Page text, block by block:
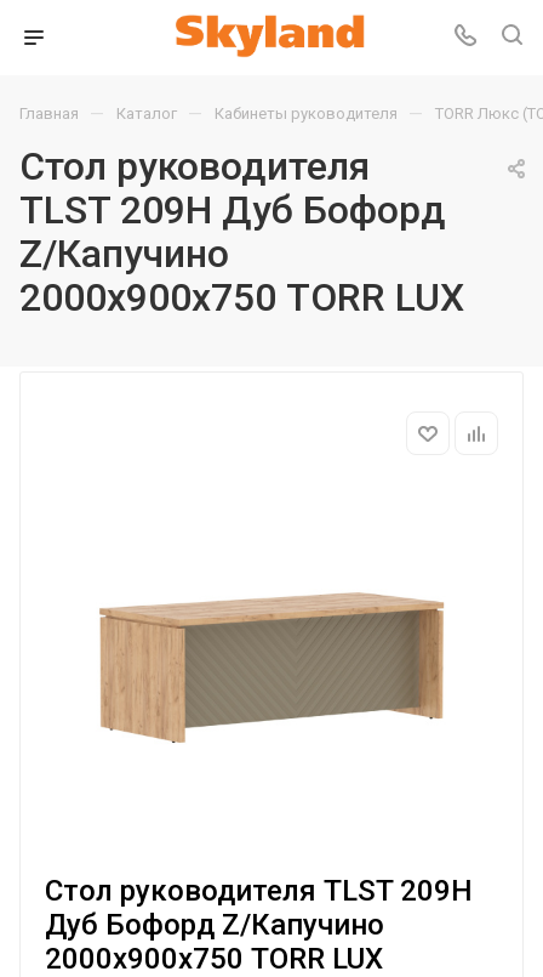
Главная — Каталог — Кабинеты руководителя — TORR Люкс
Стол руководителя
TLST 209H Дуб Бофорд
Z/Капучино
2000х900х750 TORR LUX
Стол руководителя TLST 209H
Дуб Бофорд Z/Капучино
2000х900х750 TORR LUX